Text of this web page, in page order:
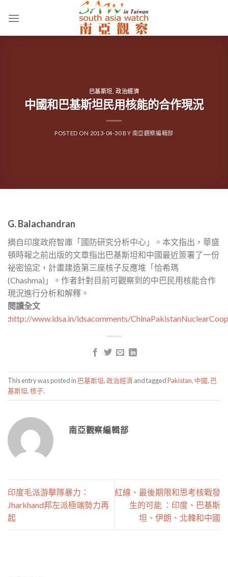
巴基斯坦 ,政治經濟
中國和巴基斯坦民用核能的合作現況
POSTED ON 2013-04-30BY 南亞觀察編輯部
G. Balachandran
摘自印度政府智庫「國防研究分析中心」。本文指出，華盛
頓時報之前出版的文章指出巴基斯坦和中國最近簽署了一份
祕密協定，計畫建造第三座核子反應堆「恰希瑪
(Chashma)」。作者針對目前可觀察到的中巴民用核能合作
現況進行分析和解釋。
閱讀全文
:http://www.idsa.in/idsacomments/
This entry was posted in 巴基斯坦,政治經濟 and taggedPakistan, 中國, 巴
基斯坦,核子.
南亞觀察編輯部
印度毛派游擊隊暴力：
Jharkhand邦左派極端勢力再
起
紅線、最後期限和思考核戰發
生的可能 ：印度、巴基斯
坦、伊朗、北韓和中國